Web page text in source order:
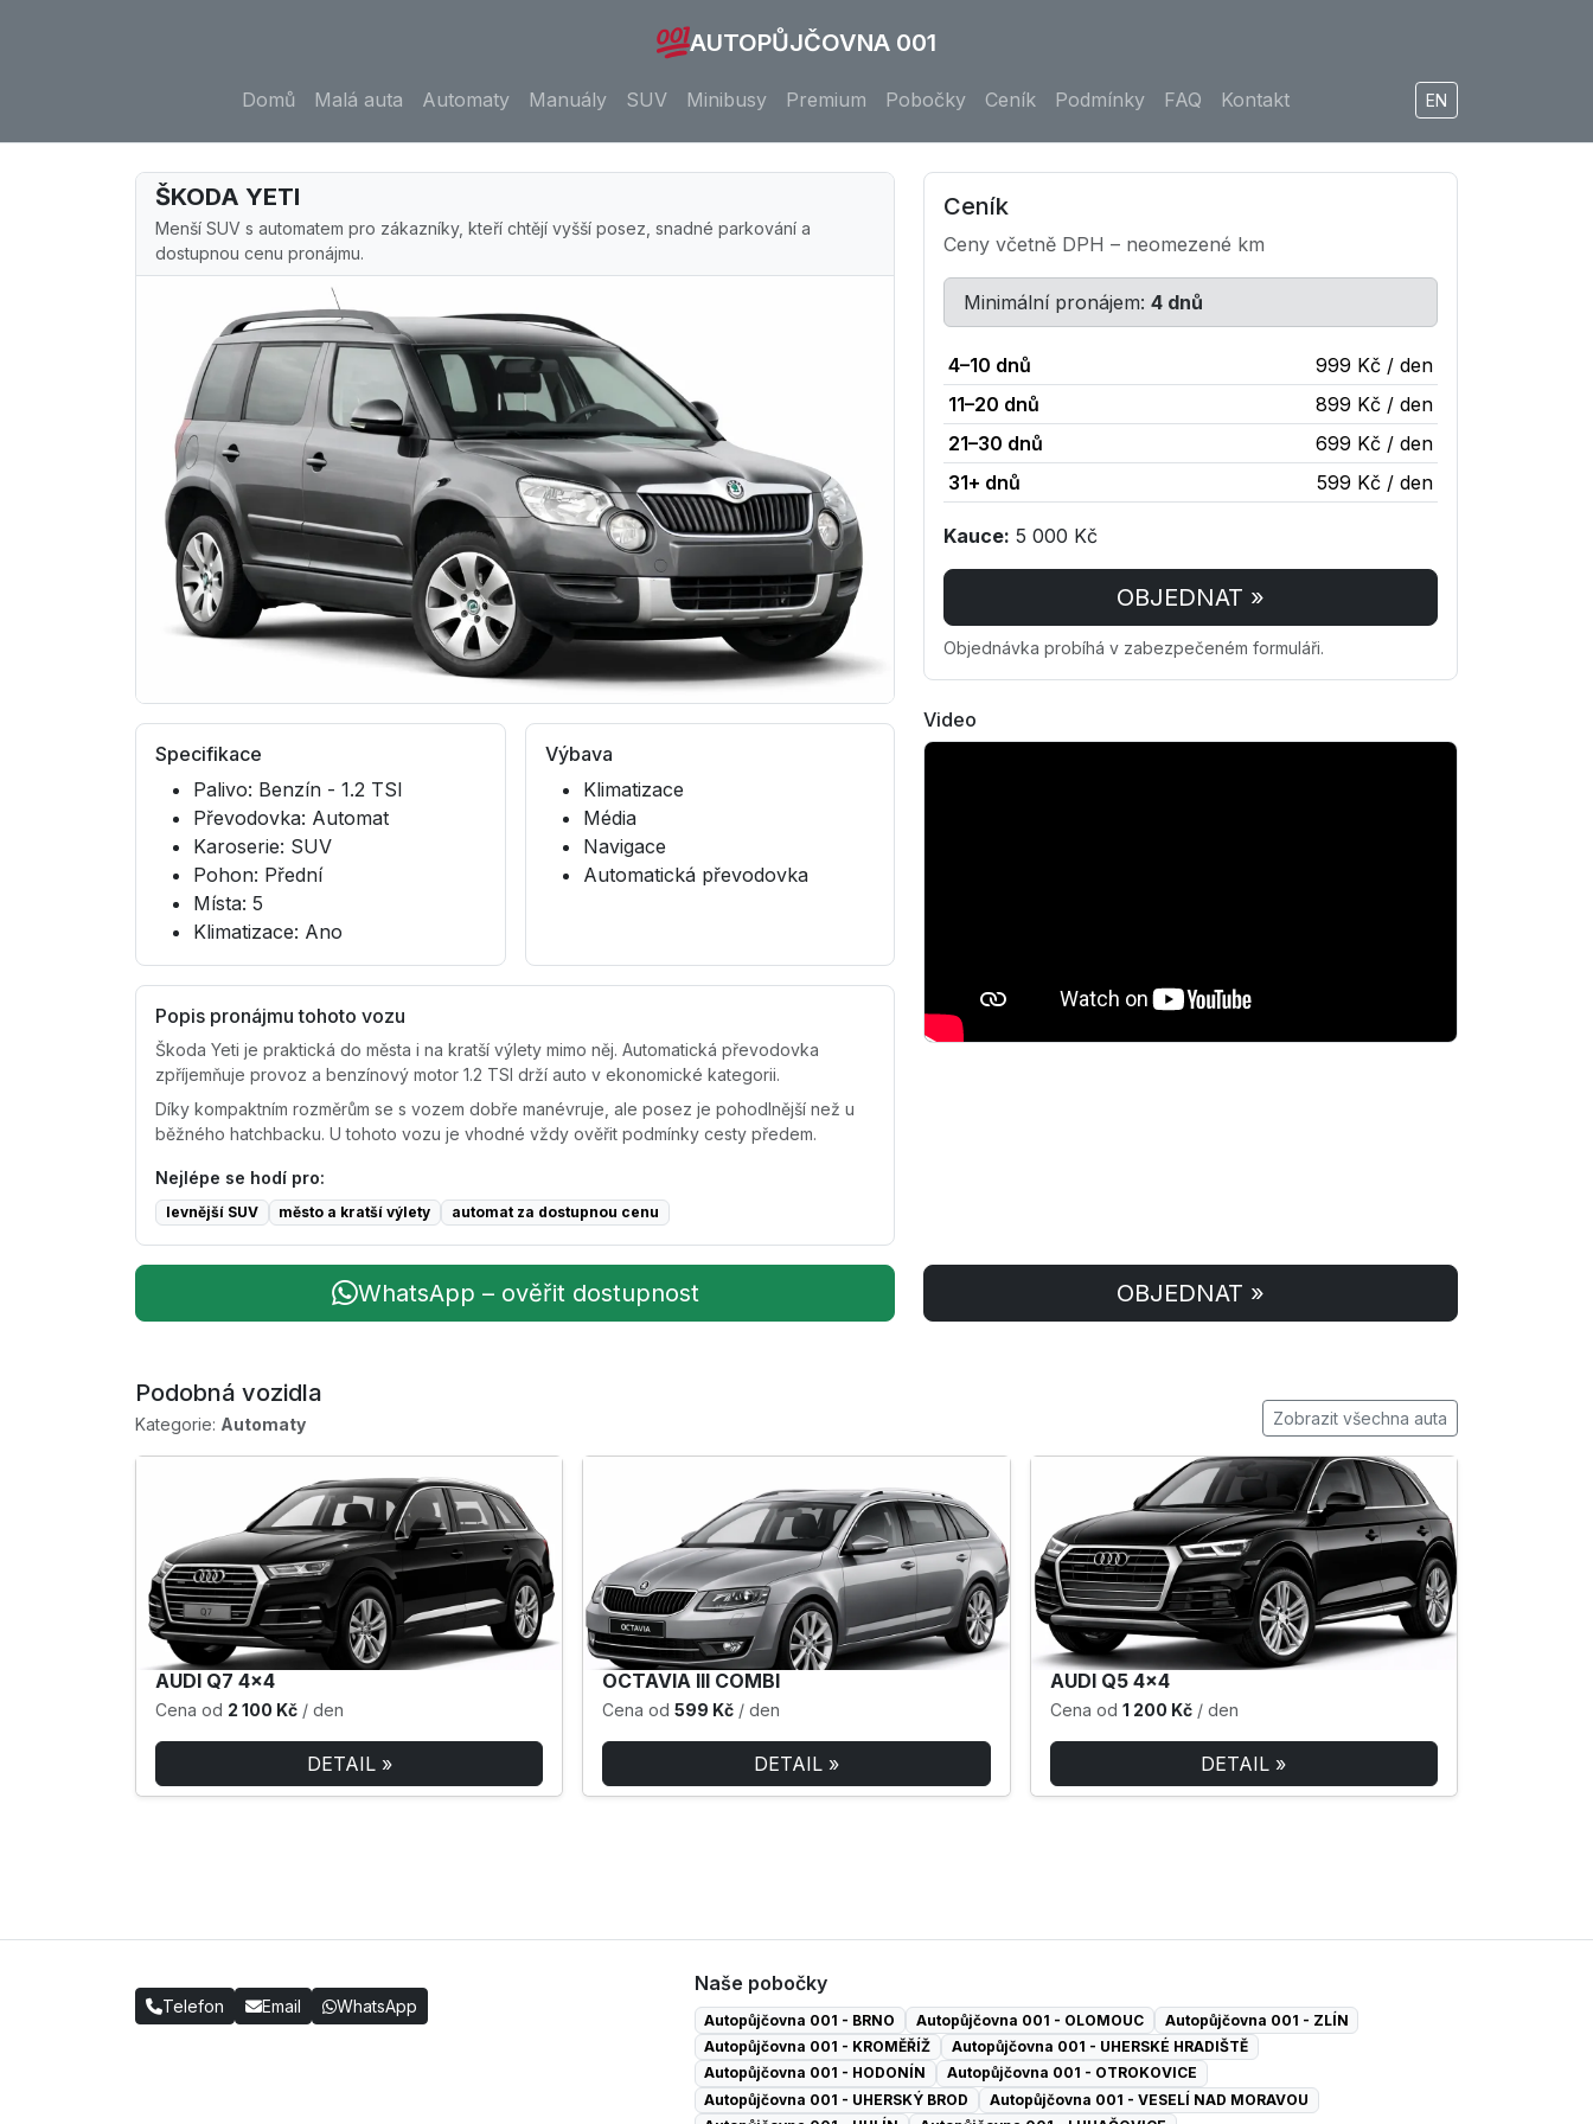
AUTOPŮJČOVNA 001
Domů Malá auta Automaty Manuály SUV Minibusy Premium Pobočky Ceník Podmínky FAQ Kontakt EN
ŠKODA YETI
Menší SUV s automatem pro zákazníky, kteří chtějí vyšší posez, snadné parkování a
dostupnou cenu pronájmu.
Specifikace
Palivo: Benzín - 1.2 TSI
Převodovka: Automat
Karoserie: SUV
Pohon: Přední
Místa: 5
Klimatizace: Ano
Výbava
Klimatizace
Média
Navigace
Automatická převodovka
Popis pronájmu tohoto vozu
Škoda Yeti je praktická do města i na kratší výlety mimo něj. Automatická převodovka
zpříjemňuje provoz a benzínový motor 1.2 TSI drží auto v ekonomické kategorii.
Díky kompaktním rozměrům se s vozem dobře manévruje, ale posez je pohodlnější než u
běžného hatchbacku. U tohoto vozu je vhodné vždy ověřit podmínky cesty předem.
Nejlépe se hodí pro:
levnější SUV město a kratší výlety automat za dostupnou cenu
WhatsApp – ověřit dostupnost
Ceník
Ceny včetně DPH – neomezené km
Minimální pronájem: 4 dnů
4–10 dnů
999 Kč / den
11–20 dnů
899 Kč / den
21–30 dnů
699 Kč / den
31+ dnů
599 Kč / den
Kauce: 5 000 Kč
OBJEDNAT »
Objednávka probíhá v zabezpečeném formuláři.
Video
OBJEDNAT »
Podobná vozidla
Kategorie: Automaty Zobrazit všechna auta
AUDI Q7 4×4
Cena od 2 100 Kč / den
DETAIL »
OCTAVIA III COMBI
Cena od599 Kč / den
DETAIL »
AUDI Q5 4×4
Cena od 1 200 Kč/ den
DETAIL »
Telefon Email WhatsApp
Naše pobočky
Autopůjčovna 001 - BRNO Autopůjčovna 001 - OLOMOUC
Autopůjčovna 001 - ZLÍN
Autopůjčovna 001 - KROMĚŘÍŽ
Autopůjčovna 001 - UHERSKÉ HRADIŠTĚ
Autopůjčovna 001 - HODONÍN
Autopůjčovna 001 - OTROKOVICE
Autopůjčovna 001 - UHERSKÝ BROD
Autopůjčovna 001 - VESELÍ NAD MORAVOU